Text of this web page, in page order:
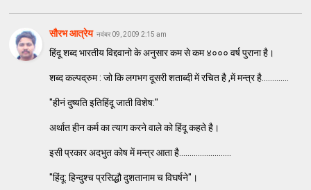
सौरभ आत्रेय नवंबर 09, 2009 2:15 am
हिंदू शब्द भारतीय विद्दवानो के अनुसार कम से कम ४००० वर्ष पुराना है।
शब्द कल्पद्रुम : जो कि लगभग दूसरी शताब्दी में रचित है ,में मन्त्र है.............
"हीनं दुष्यति इतिहिंदू जाती विशेष:"
अर्थात हीन कर्म का त्याग करने वाले को हिंदू कहते है।
इसी प्रकार अदभुत कोष में मन्त्र आता है.........................
"हिंदू: हिन्दुश्च प्रसिद्धौ दुशतानाम च विघर्षने"।